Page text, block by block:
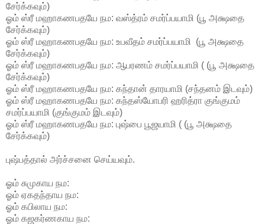
சேர்க்கவும்)
ஓம் ஸ்ரீ மஹாகணபதயே நம: வஸ்த்ரம் சமர்ப்பயாமி (பூ அக்ஷதை
சேர்க்கவும்)
ஓம் ஸ்ரீ மஹாகணபதயே நம: உபவீதம் சமர்ப்பயாமி (பூ அக்ஷதை
சேர்க்கவும்)
ஓம் ஸ்ரீ மஹாகணபதயே நம: ஆபரணம் சமர்ப்பயாமி ( (பூ அக்ஷதை
சேர்க்கவும்)
ஓம் ஸ்ரீ மஹாகணபதயே நம: கந்தான் தாரயாமி (சந்தனம் இடவும்)
ஓம் ஸ்ரீ மஹாகணபதயே நம: கந்தஸ்யோபரி ஹரித்ரா குங்குமம்
சமர்ப்பயாமி (குங்குமம் இடவும்)
ஓம் ஸ்ரீ மஹாகணபதயே நம: புஷ்பை பூஜயாமி ( (பூ அக்ஷதை
சேர்க்கவும்)
புஷ்பத்தால் அர்ச்சனை செய்யவும்.
ஓம் சுமுகாய நம:
ஓம் ஏகதந்தாய நம:
ஓம் கபிலாய நம:
ஓம் கஜகர்ணகாய நம: